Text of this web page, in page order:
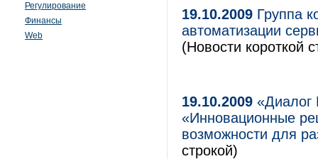
Регулирование
Финансы
Web
19.10.2009 Группа
автоматизации
(Новости короткой
19.10.2009 «Диалог
«Инновационные
возможности для
строкой)